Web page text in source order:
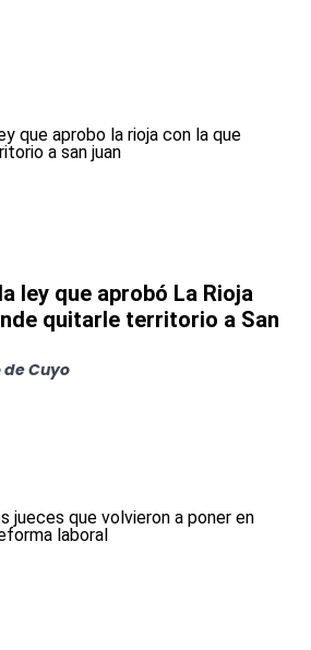
ley que aprobó La Rioja
quitarle territorio a San
de Cuyo